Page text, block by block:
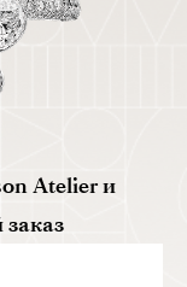
Atelier и